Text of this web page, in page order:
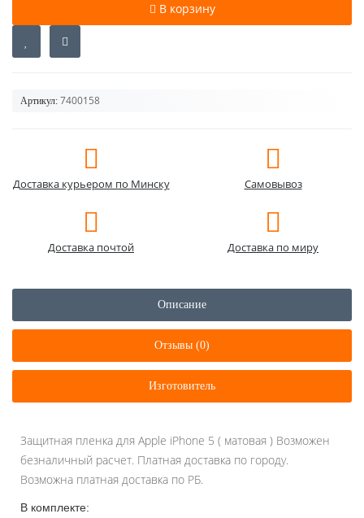
В корзину
Артикул: 7400158
Доставка курьером по Минску Самовывоз
Доставка почтой Доставка по миру
Описание
Отзывы (0)
Изготовитель
Защитная пленка для Apple iPhone 5 ( матовая ) Возможен
безналичный расчет. Платная доставка по городу.
Возможна платная доставка по РБ.
В комплекте: